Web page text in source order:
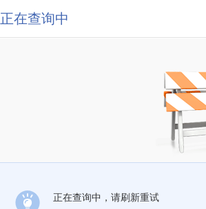
正在查询中
正在查询中，请刷新重试